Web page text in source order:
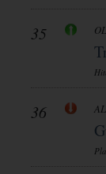
35
36